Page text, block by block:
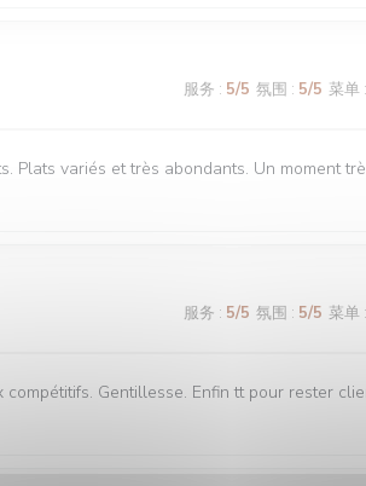
服务 : 5/5 氛围 : 5/5 菜单 :
Plats variés et très abondants. Un moment
服务 : 5/5 氛围 : 5/5 菜单 :
Gentillesse. Enfin tt pour rester